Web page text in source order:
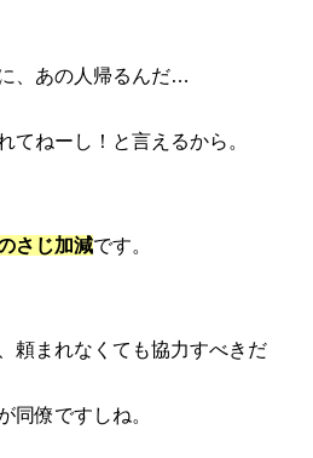
、あの人帰るんだ…
てねーし！と言えるから。
さじ加減です。
頼まれなくても協力すべきだ
同僚ですしね。